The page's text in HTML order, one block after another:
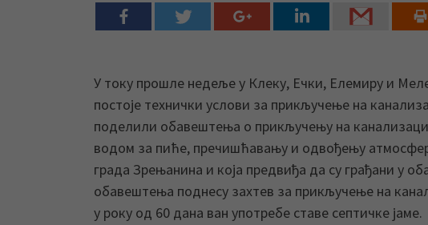
У току прошле недеље у Клеку, Ечки, Елемиру и
постоје технички услови за прикључење на
поделили обавештења о прикључењу на
водом за пиће, пречишћавању и одвођењу
града Зрењанина и која предвиђа да су грађани у
обавештења поднесу захтев за прикључење на
у року од 60 дана ван употребе ставе септичке јаме.